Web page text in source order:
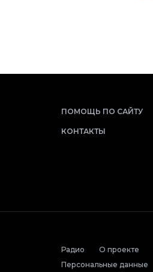
ПОМОЩЬ ПО САЙТУ
КОНТАКТЫ
Радио О проекте
Персональные данные